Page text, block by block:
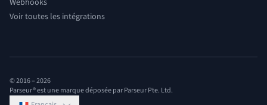
Voir toutes les intégrations
© 2016 –2026
Parseur® est une marque déposée par Parseur Pte. Ltd.